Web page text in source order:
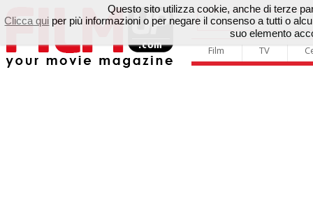
Film TV
Questo sito utilizza cookie, anche di terze
Clicca qui per più informazioni o per negare il consenso a tutti o
suo elemento